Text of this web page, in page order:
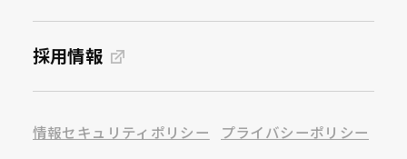
採用情報
情報セキュリティポリシー
プライバシーポリシー